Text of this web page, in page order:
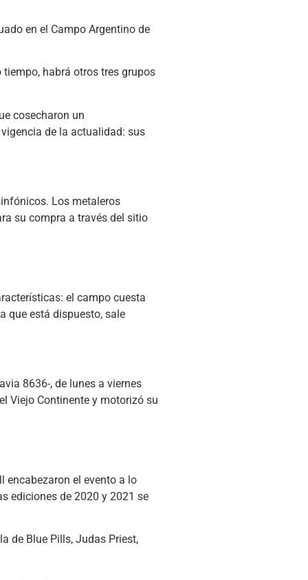
en el Campo Argentino de
tiempo, habrá otros tres grupos
cosecharon un
de la actualidad: sus
Los metaleros
su compra a través del sitio
el campo cuesta
que está dispuesto, sale
8636-, de lunes a viernes
Viejo Continente y motorizó su
encabezaron el evento a lo
ediciones de 2020 y 2021 se
de Blue Pills, Judas Priest,